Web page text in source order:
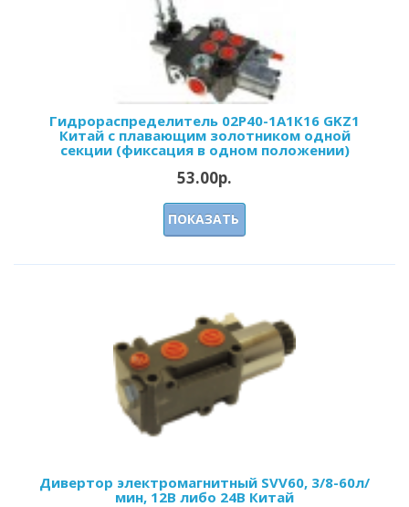
Гидрораспределитель 02Р40-1А1К16 GKZ1
Китай с плавающим золотником одной
секции (фиксация в одном положении)
53.00р.
ПОКАЗАТЬ
Дивертор электромагнитный SVV60, 3/8-60л/
мин, 12В либо 24В Китай